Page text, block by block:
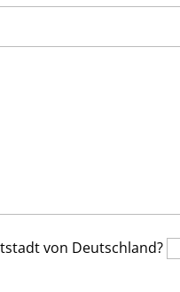
von Deutschland?